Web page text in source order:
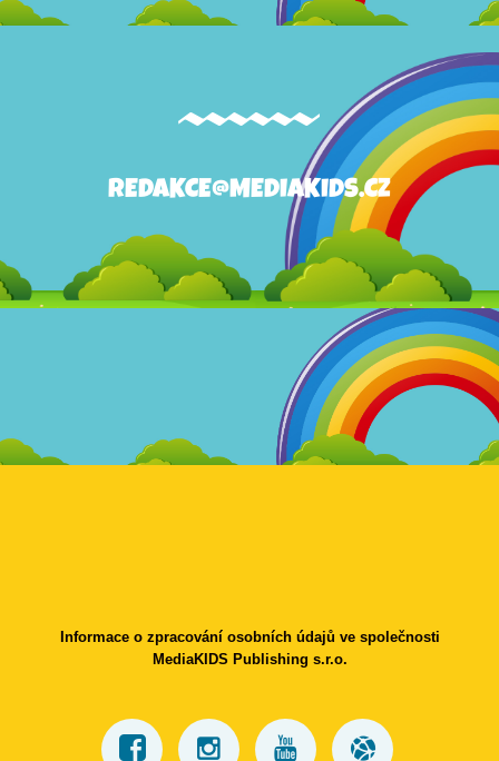
REDAKCE@MEDIAKIDS.CZ
Informace o zpracování osobních údajů ve společnosti
MediaKIDS Publishing s.r.o.